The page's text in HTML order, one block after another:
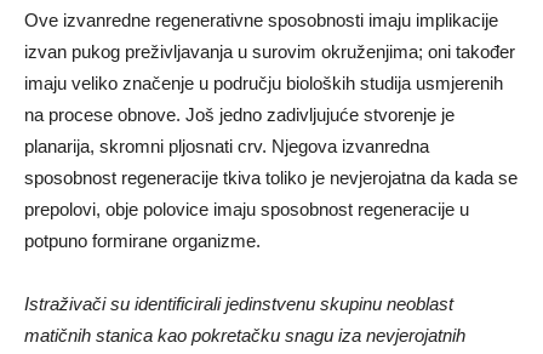
Ove izvanredne regenerativne sposobnosti imaju implikacije
izvan pukog preživljavanja u surovim okruženjima; oni također
imaju veliko značenje u području bioloških studija usmjerenih
na procese obnove. Još jedno zadivljujuće stvorenje je
planarija, skromni pljosnati crv. Njegova izvanredna
sposobnost regeneracije tkiva toliko je nevjerojatna da kada se
prepolovi, obje polovice imaju sposobnost regeneracije u
potpuno formirane organizme.
Istraživači su identificirali jedinstvenu skupinu neoblast
matičnih stanica kao pokretačku snagu iza nevjerojatnih